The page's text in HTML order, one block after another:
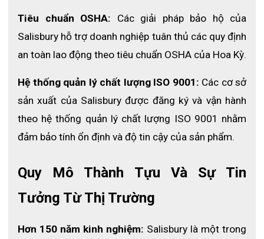
Tiêu chuẩn OSHA: Các giải pháp bảo hộ của
Salisbury hỗ trợ doanh nghiệp tuân thủ các quy định
an toàn lao động theo tiêu chuẩn OSHA của Hoa Kỳ.
Hệ thống quản lý chất lượng ISO 9001: Các cơ sở
sản xuất của Salisbury được đăng ký và vận hành
theo hệ thống quản lý chất lượng ISO 9001 nhằm
đảm bảo tính ổn định và độ tin cậy của sản phẩm.
Quy Mô Thành Tựu Và Sự Tin
Tưởng Từ Thị Trường
Hơn 150 năm kinh nghiệm: Salisbury là một trong